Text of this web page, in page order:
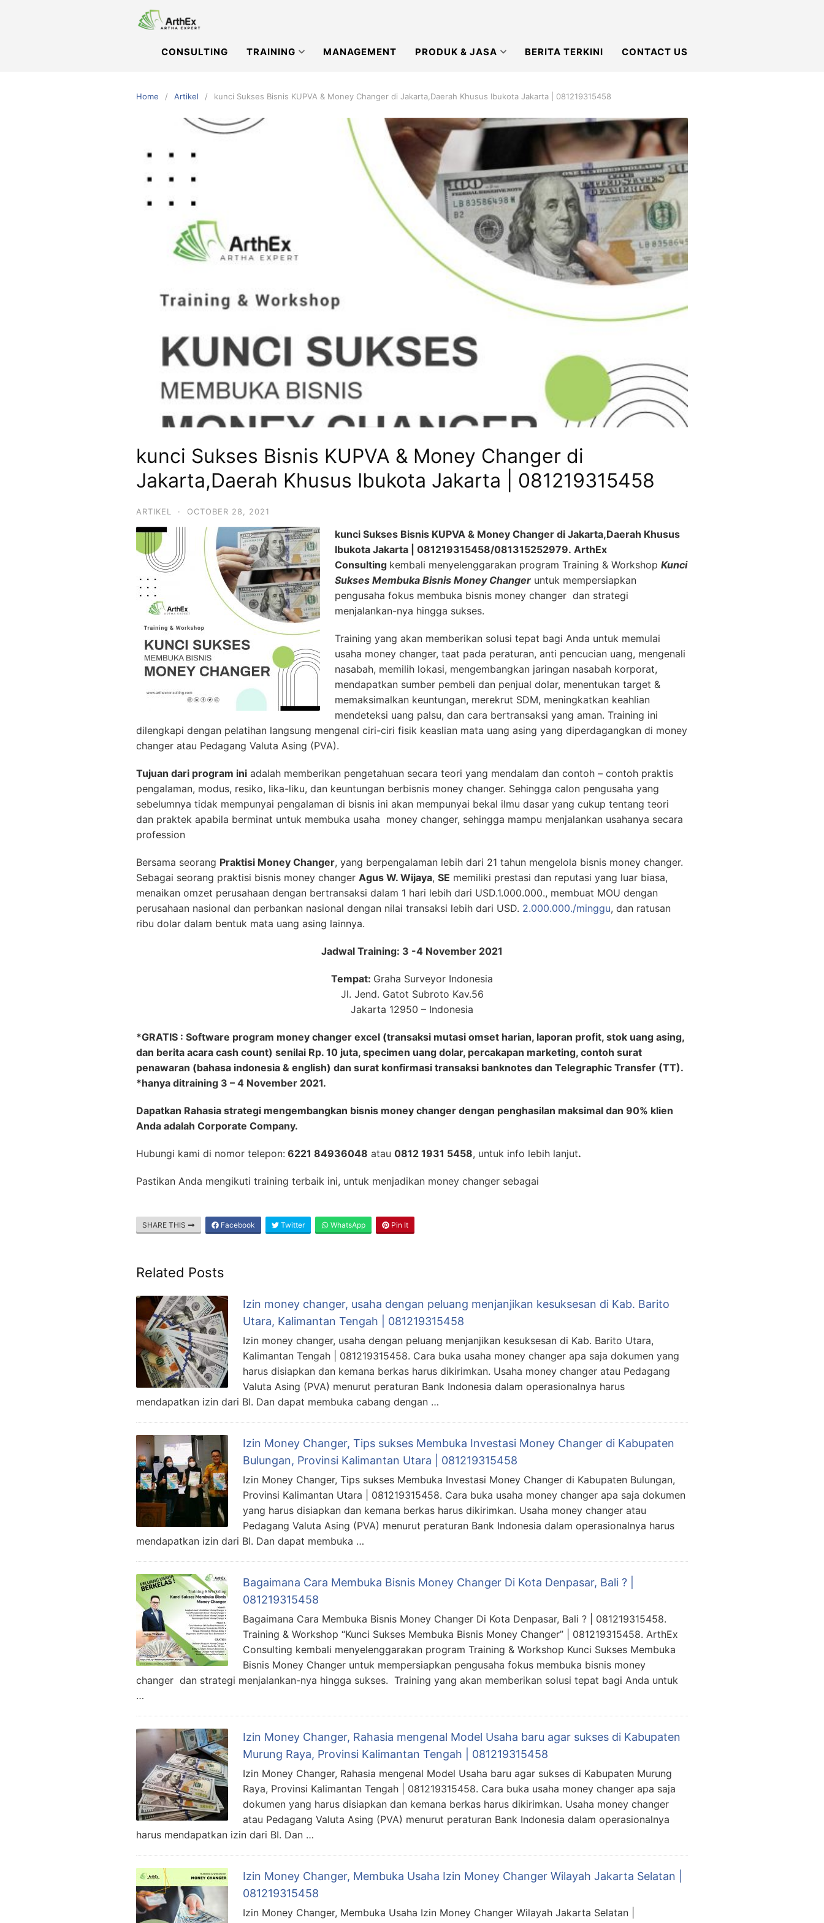
CONSULTING TRAINING MANAGEMENT PRODUK & JASA BERITA TERKINI CONTACT US
Home Artikel kunci Sukses Bisnis KUPVA & Money Changer di Jakarta,Daerah Khusus Ibukota Jakarta | 081219315458
kunci Sukses Bisnis KUPVA & Money Changer di
Jakarta,Daerah Khusus Ibukota Jakarta | 081219315458
ARTIKEL · OCTOBER 28, 2021
kunci Sukses Bisnis KUPVA & Money Changer di Jakarta,Daerah Khusus
Ibukota Jakarta | 081219315458/081315252979. ArthEx
Consulting kembali menyelenggarakan program Training & Workshop Kunci
Sukses Membuka Bisnis Money Changer untuk mempersiapkan
pengusaha fokus membuka bisnis money changer dan strategi
menjalankan-nya hingga sukses.
Training yang akan memberikan solusi tepat bagi Anda untuk memulai
usaha money changer, taat pada peraturan, anti pencucian uang, mengenali
nasabah, memilih lokasi, mengembangkan jaringan nasabah korporat,
mendapatkan sumber pembeli dan penjual dolar, menentukan target &
memaksimalkan keuntungan, merekrut SDM, meningkatkan keahlian
mendeteksi uang palsu, dan cara bertransaksi yang aman. Training ini
dilengkapi dengan pelatihan langsung mengenal ciri-ciri fisik keaslian mata uang asing yang diperdagangkan di money
changer atau Pedagang Valuta Asing (PVA).
Tujuan dari program ini adalah memberikan pengetahuan secara teori yang mendalam dan contoh – contoh praktis
pengalaman, modus, resiko, lika-liku, dan keuntungan berbisnis money changer. Sehingga calon pengusaha yang
sebelumnya tidak mempunyai pengalaman di bisnis ini akan mempunyai bekal ilmu dasar yang cukup tentang teori
dan praktek apabila berminat untuk membuka usaha money changer, sehingga mampu menjalankan usahanya secara
profession
Bersama seorang Praktisi Money Changer, yang berpengalaman lebih dari 21 tahun mengelola bisnis money changer.
Sebagai seorang praktisi bisnis money changer Agus W. Wijaya, SE memiliki prestasi dan reputasi yang luar biasa,
menaikan omzet perusahaan dengan bertransaksi dalam 1 hari lebih dari USD.1.000.000., membuat MOU dengan
perusahaan nasional dan perbankan nasional dengan nilai transaksi lebih dari USD. 2.000.000./minggu, dan ratusan
ribu dolar dalam bentuk mata uang asing lainnya.
Jadwal Training: 3 -4 November 2021
Tempat: Graha Surveyor Indonesia
Jl. Jend. Gatot Subroto Kav.56
Jakarta 12950 – Indonesia
*GRATIS : Software program money changer excel (transaksi mutasi omset harian, laporan profit, stok uang asing,
dan berita acara cash count) senilai Rp. 10 juta, specimen uang dolar, percakapan marketing, contoh surat
penawaran (bahasa indonesia & english) dan surat konfirmasi transaksi banknotes dan Telegraphic Transfer (TT).
*hanya ditraining 3 – 4 November 2021.
Dapatkan Rahasia strategi mengembangkan bisnis money changer dengan penghasilan maksimal dan 90% klien
Anda adalah Corporate Company.
Hubungi kami di nomor telepon: 6221 84936048 atau 0812 1931 5458, untuk info lebih lanjut.
Pastikan Anda mengikuti training terbaik ini, untuk menjadikan money changer sebagai
SHARE THIS Facebook Twitter WhatsApp Pin It
Related Posts
Izin money changer, usaha dengan peluang menjanjikan kesuksesan di Kab. Barito
Utara, Kalimantan Tengah | 081219315458
Izin money changer, usaha dengan peluang menjanjikan kesuksesan di Kab. Barito Utara,
Kalimantan Tengah | 081219315458. Cara buka usaha money changer apa saja dokumen yang
harus disiapkan dan kemana berkas harus dikirimkan. Usaha money changer atau Pedagang
Valuta Asing (PVA) menurut peraturan Bank Indonesia dalam operasionalnya harus
mendapatkan izin dari BI. Dan dapat membuka cabang dengan …
Izin Money Changer, Tips sukses Membuka Investasi Money Changer di Kabupaten
Bulungan, Provinsi Kalimantan Utara | 081219315458
Izin Money Changer, Tips sukses Membuka Investasi Money Changer di Kabupaten Bulungan,
Provinsi Kalimantan Utara | 081219315458. Cara buka usaha money changer apa saja dokumen
yang harus disiapkan dan kemana berkas harus dikirimkan. Usaha money changer atau
Pedagang Valuta Asing (PVA) menurut peraturan Bank Indonesia dalam operasionalnya harus
mendapatkan izin dari BI. Dan dapat membuka …
Bagaimana Cara Membuka Bisnis Money Changer Di Kota Denpasar, Bali ? |
081219315458
Bagaimana Cara Membuka Bisnis Money Changer Di Kota Denpasar, Bali ? | 081219315458.
Training & Workshop “Kunci Sukses Membuka Bisnis Money Changer” | 081219315458. ArthEx
Consulting kembali menyelenggarakan program Training & Workshop Kunci Sukses Membuka
Bisnis Money Changer untuk mempersiapkan pengusaha fokus membuka bisnis money
changer dan strategi menjalankan-nya hingga sukses. Training yang akan memberikan solusi tepat bagi Anda untuk
…
Izin Money Changer, Rahasia mengenal Model Usaha baru agar sukses di Kabupaten
Murung Raya, Provinsi Kalimantan Tengah | 081219315458
Izin Money Changer, Rahasia mengenal Model Usaha baru agar sukses di Kabupaten Murung
Raya, Provinsi Kalimantan Tengah | 081219315458. Cara buka usaha money changer apa saja
dokumen yang harus disiapkan dan kemana berkas harus dikirimkan. Usaha money changer
atau Pedagang Valuta Asing (PVA) menurut peraturan Bank Indonesia dalam operasionalnya
harus mendapatkan izin dari BI. Dan …
Izin Money Changer, Membuka Usaha Izin Money Changer Wilayah Jakarta Selatan |
081219315458
Izin Money Changer, Membuka Usaha Izin Money Changer Wilayah Jakarta Selatan |